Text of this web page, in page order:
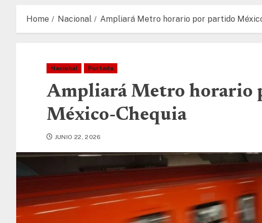
Home Nacional Ampliará Metro horario por partido
Nacional Portada
Ampliará Metro horario
México-Chequia
JUNIO 22, 2026